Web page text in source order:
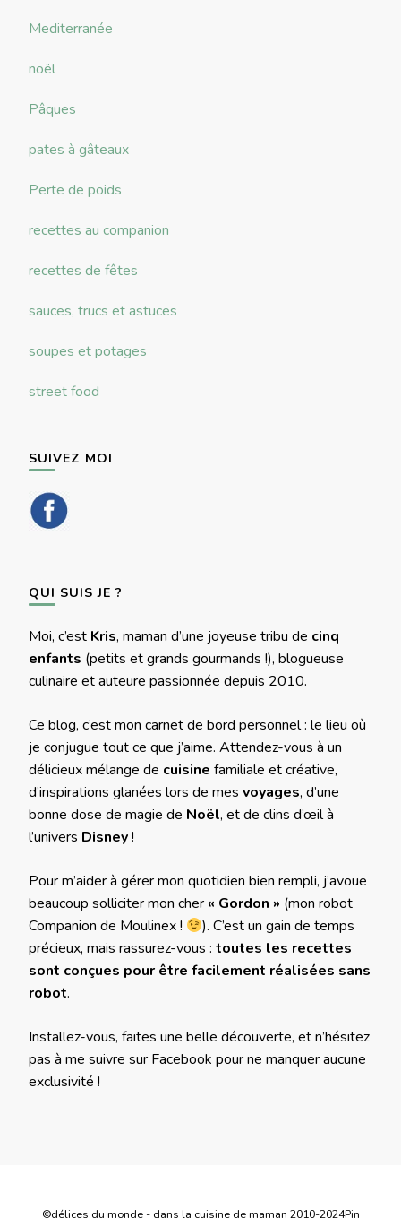
Mediterranée
noël
Pâques
pates à gâteaux
Perte de poids
recettes au companion
recettes de fêtes
sauces, trucs et astuces
soupes et potages
street food
SUIVEZ MOI
QUI SUIS JE ?
Moi, c’est Kris, maman d’une joyeuse tribu de cinq
enfants (petits et grands gourmands !), blogueuse
culinaire et auteure passionnée depuis 2010.
Ce blog, c’est mon carnet de bord personnel : le lieu où
je conjugue tout ce que j’aime. Attendez-vous à un
délicieux mélange de cuisine familiale et créative,
d’inspirations glanées lors de mes voyages, d’une
bonne dose de magie de Noël, et de clins d’œil à
l’univers Disney!
Pour m’aider à gérer mon quotidien bien rempli, j’avoue
beaucoup solliciter mon cher « Gordon » (mon robot
Companion de Moulinex !
). C’est un gain de temps
précieux, mais rassurez-vous : toutes les recettes
sont conçues pour être facilement réalisées sans
robot.
Installez-vous, faites une belle découverte, et n’hésitez
pas à me suivre sur Facebook pour ne manquer aucune
exclusivité !
©délices du monde - dans la cuisine de maman 2010-2024Pin